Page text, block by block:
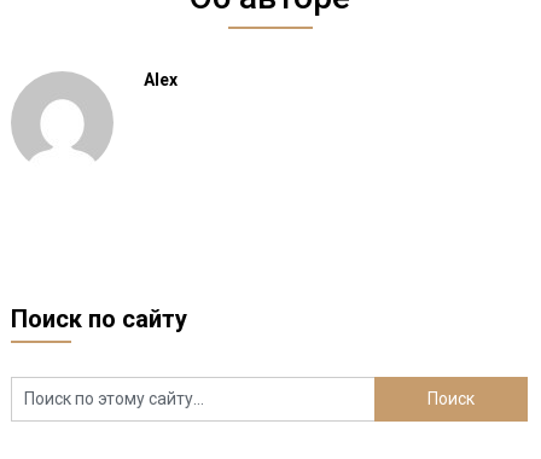
Alex
Поиск по сайту